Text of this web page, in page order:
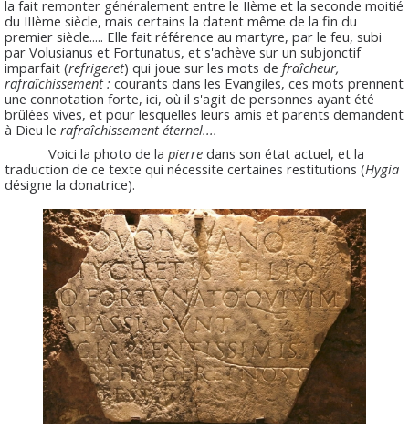
la fait remonter généralement entre le IIème et la seconde moitié
du IIIème siècle, mais certains la datent même de la fin du
premier siècle..... Elle fait référence au martyre, par le feu, subi
par Volusianus et Fortunatus, et s'achève sur un subjonctif
imparfait (refrigeret) qui joue sur les mots de fraîcheur,
rafraîchissement : courants dans les Evangiles, ces mots prennent
une connotation forte, ici, où il s'agit de personnes ayant été
brûlées vives, et pour lesquelles leurs amis et parents demandent
à Dieu le rafraîchissement éternel....
Voici la photo de la pierre dans son état actuel, et la
traduction de ce texte qui nécessite certaines restitutions (Hygia
désigne la donatrice).